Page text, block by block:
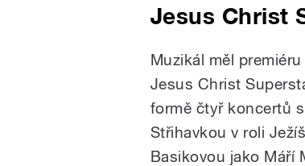
Jesus Christ
Muzikál měl
Jesus Christ
formě čtyř koncertů
Střihavkou v roli
Basikovou jako Máří